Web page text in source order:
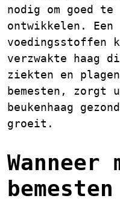
nodig om goed
ontwikkelen.
voedingsstoffen
verzwakte haag
ziekten en
bemesten, zorgt
beukenhaag
groeit.
Wanneer
bemesten